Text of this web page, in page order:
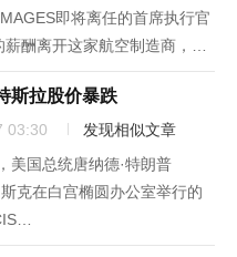
即将离任的首席执行官
酬离开这家航空制造商，但
蒂芬妮·波普（Stephanie
斯拉股价暴跌
03:30
发现相似文章
美国总统唐纳德·特朗普
克在白宫椭圆办公室举行的
GETTY IMAGES当地时间